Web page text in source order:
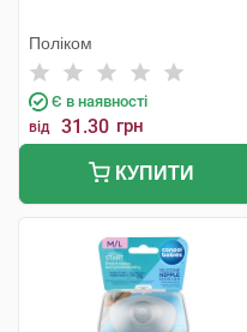
Поліком
Є в наявності
від 31.30 грн
КУПИТИ